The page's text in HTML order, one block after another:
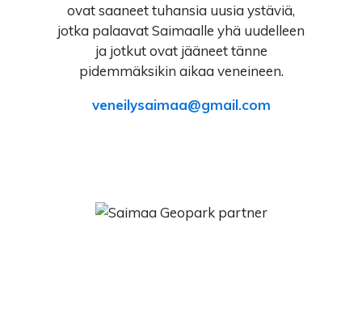
ovat saaneet tuhansia uusia ystäviä,
jotka palaavat Saimaalle yhä uudelleen
ja jotkut ovat jääneet tänne
pidemmäksikin aikaa veneineen.
veneilysaimaa
gmail.com